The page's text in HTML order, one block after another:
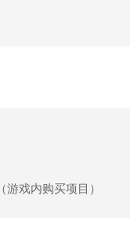
戏内购买项目）